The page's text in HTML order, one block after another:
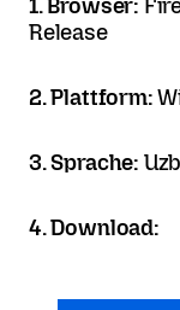
1. Browser:
Release
2. Plattform:
3. Sprache:
4. Download: